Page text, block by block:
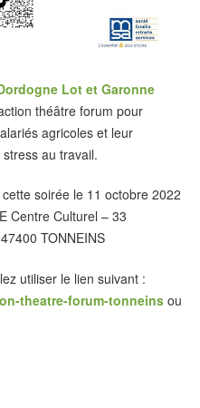
Lot et Garonne
théâtre forum pour
agricoles et leur
au travail.
soirée le 11 octobre 2022
Centre Culturel – 33
TONNEINS
utiliser le lien suivant :
theatre-forum-tonneins ou